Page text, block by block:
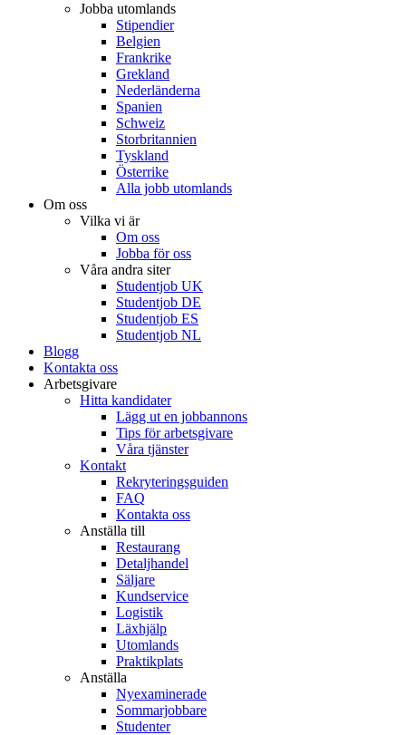
Jobba utomlands
Stipendier
Belgien
Frankrike
Grekland
Nederländerna
Spanien
Schweiz
Storbritannien
Tyskland
Österrike
Alla jobb utomlands
Om oss
Vilka vi är
Om oss
Jobba för oss
Våra andra siter
Studentjob UK
Studentjob DE
Studentjob ES
Studentjob NL
Blogg
Kontakta oss
Arbetsgivare
Hitta kandidater
Lägg ut en jobbannons
Tips för arbetsgivare
Våra tjänster
Kontakt
Rekryteringsguiden
FAQ
Kontakta oss
Anställa till
Restaurang
Detaljhandel
Säljare
Kundservice
Logistik
Läxhjälp
Utomlands
Praktikplats
Anställa
Nyexaminerade
Sommarjobbare
Studenter